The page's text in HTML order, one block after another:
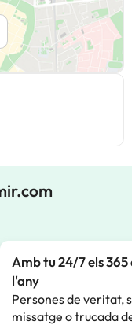
Amb tu 24/7 els 365
l'any
Persones de veritat,
missatge o trucada